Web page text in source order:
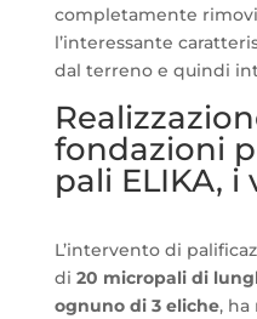
completamente
l’interessante
dal terreno e quindi
fondazioni
pali ELIKA,
L’intervento di
di 20 micropali di
ognuno di 3 eliche, ha